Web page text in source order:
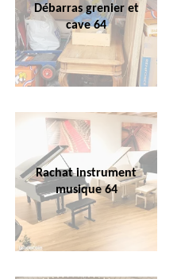
Débarras grenier et
cave 64
Rachat instrument
musique 64